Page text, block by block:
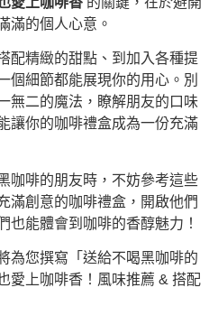
滿的個人心意。
配精緻的甜點、到加入各種提
個細節都能展現你的用心。別
無二的魔法，瞭解朋友的口味
讓你的咖啡禮盒成為一份充滿
咖啡的朋友時，不妨參考這些
滿創意的咖啡禮盒，開啟他們
也能體會到咖啡的香醇魅力！
為您撰寫「送給不喝黑咖啡的
愛上咖啡香！風味推薦 & 搭配